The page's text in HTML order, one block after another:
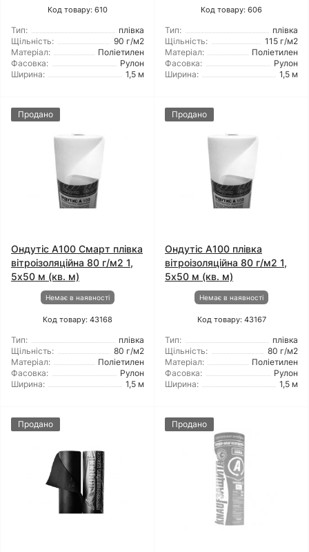
Код товару: 610
Тип:
плівка
Щільність:
90 г/м2
Матеріал:
Поліетилен
Фасовка:
Рулон
Ширина:
1,5 м
Код товару: 606
Тип:
плівка
Щільність:
115 г/м2
Матеріал:
Поліетилен
Фасовка:
Рулон
Ширина:
1,5 м
Продано
Ондутіс А100 Смарт плівка
вітроізоляційна 80 г/м2 1,
5x50 м (кв. м)
Немає в наявності
Код товару: 43168
Тип:
плівка
Щільність:
80 г/м2
Матеріал:
Поліетилен
Фасовка:
Рулон
Ширина:
1,5 м
Продано
Ондутіс А100 плівка
вітроізоляційна 80 г/м2 1,
5x50 м (кв. м)
Немає в наявності
Код товару: 43167
Тип:
плівка
Щільність:
80 г/м2
Матеріал:
Поліетилен
Фасовка:
Рулон
Ширина:
1,5 м
Продано Продано